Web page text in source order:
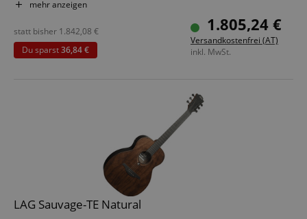
Griffbrett/Hals: Palisander / Utile
Farbe & Finish: Satin Ebony, Satin Nitrocellulose
mehr anzeigen
1.805,24 €
Versandkostenfrei (AT)
inkl. MwSt.
statt bisher 1.842,08 €
Du sparst36,84 €
LAG Sauvage-TE Natural